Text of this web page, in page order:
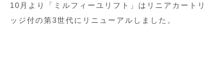
10月より「ミルフィーユリフト」はリニアカートリ
ッジ付の第3世代にリニューアルしました。